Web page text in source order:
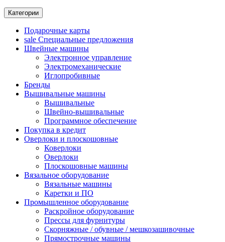
Категории
Подарочные карты
sale Специальные предложения
Швейные машины
Электронное управление
Электромеханические
Иглопробивные
Бренды
Вышивальные машины
Вышивальные
Швейно-вышивальные
Программное обеспечение
Покупка в кредит
Оверлоки и плоскошовные
Коверлоки
Оверлоки
Плоскошовные машины
Вязальное оборудование
Вязальные машины
Каретки и ПО
Промышленное оборудование
Раскройное оборудование
Прессы для фурнитуры
Скорняжные / обувные / мешкозашивочные
Прямострочные машины